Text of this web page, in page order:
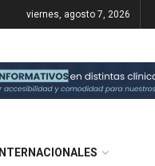
viernes, agosto 7, 2026
INTERNACIONALES